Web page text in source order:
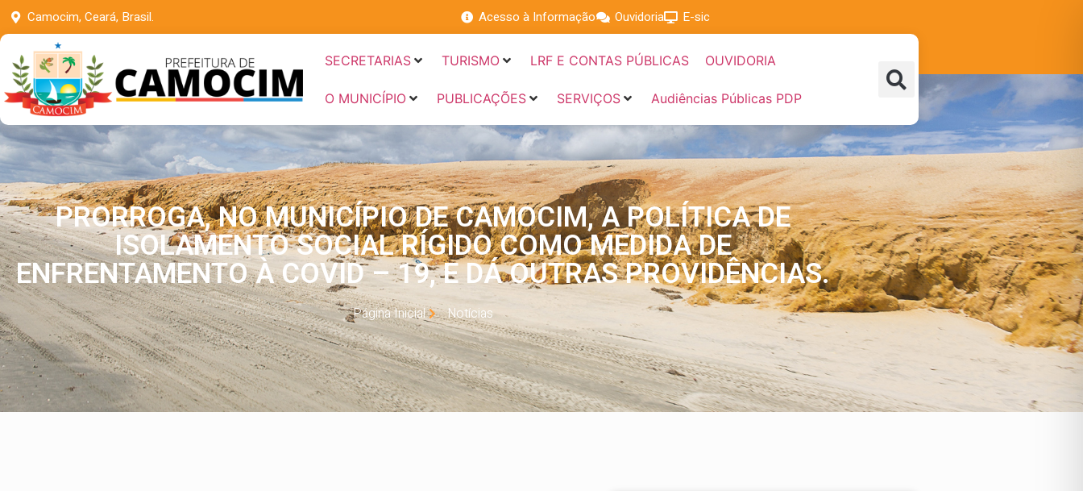
Camocim, Ceará, Brasil. Acesso à Informação Ouvidoria E-sic
SECRETARIAS TURISMO LRF E CONTAS PÚBLICAS OUVIDORIA
O MUNICÍPIO PUBLICAÇÕES SERVIÇOS Audiências Públicas PDP
PRORROGA, NO MUNICÍPIO DE CAMOCIM, A POLÍTICA DE
ISOLAMENTO SOCIAL RÍGIDO COMO MEDIDA DE
ENFRENTAMENTO À COVID – 19, E DÁ OUTRAS PROVIDÊNCIAS.
Página Inicial Notícias